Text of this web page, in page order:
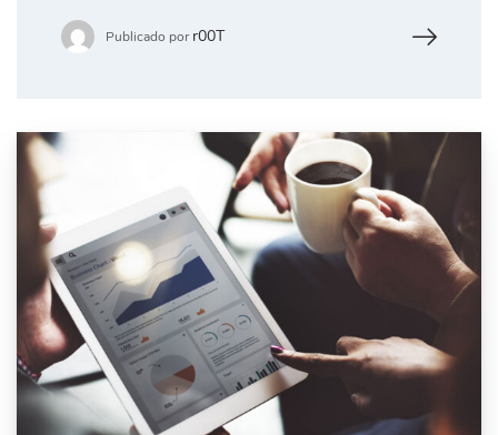
Publicado porr00T